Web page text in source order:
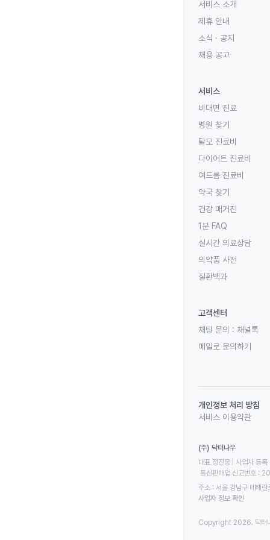
서비스 소개
제휴 안내
소식 · 공지
채용 공고
서비스
비대면 진료
병원 찾기
탈모 진료비
다이어트 진료비
여드름 진료비
약국 찾기
건강 매거진
1분 FAQ
실시간 의료상담
의약품 사전
질환백과
고객센터
채팅 문의 : 채널톡
메일로 문의하기
개인정보 처리 방침
서비스 이용약관
(주) 닥터나우
대표 정진웅 | 사업자
통신판매업 신고번호
주소 : 서울 강남구 테헤
사업자 정보 확인
Copyright 2026. 닥터